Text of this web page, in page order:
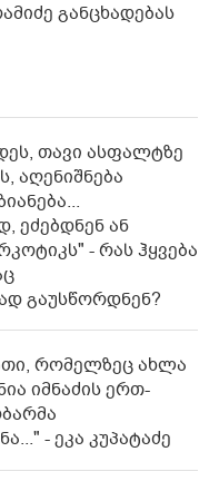
განცხადებას
თავი ასფალტზე
აღენიშნება
ეძებდნენ ან
- რას ჰყვება
გაუსწორდნენ?
რომელზეც ახლა
იმნაძის ერთ-
- ეკა კუპატაძე